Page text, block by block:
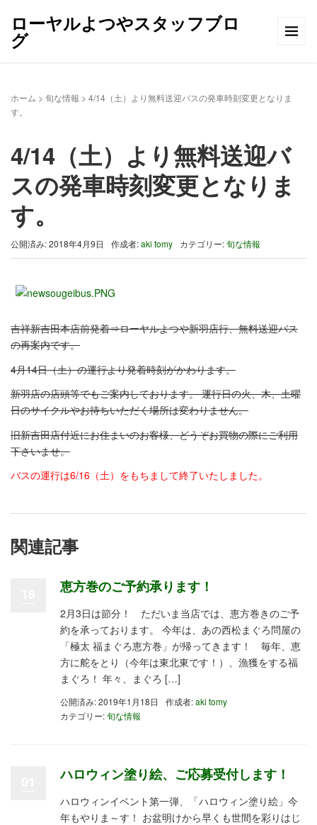
ローヤルよつやスタッフブロ
グ
ホーム > 旬な情報 > 4/14（土）より無料送迎バスの発車時刻変更となりま
す。
4/14（土）より無料送迎バ
スの発車時刻変更となりま
す。
公開済み: 2018年4月9日 作成者:aki tomy カテゴリー:旬な情報
吉祥新吉田本店前発着⇒ローヤルよつや新羽店行、無料送迎バス
の再案内です。
4月14日（土）の運行より発着時刻がかわります。
新羽店の店頭等でもご案内しております。 運行日の火、木、土曜
日のサイクルやお待ちいただく場所は変わりません。
旧新吉田店付近にお住まいのお客様、どうぞお買物の際にご利用
下さいませ。
バスの運行は6/16（土）をもちまして終了いたしました。
関連記事
恵方巻のご予約承ります！
2月3日は節分！ ただいま当店では、恵方巻きのご予
約を承っております。 今年は、あの西松まぐろ問屋の
「極太 福まぐろ恵方巻」が帰ってきます！ 毎年、恵
方に舵をとり（今年は東北東です！）、漁獲をする福
まぐろ！ 年々、まぐろ […]
公開済み: 2019年1月18日 作成者:aki tomy
カテゴリー:旬な情報
ハロウィン塗り絵、ご応募受付します！
ハロウィンイベント第一弾、「ハロウィン塗り絵」今
年もやりま～す！ お盆明けから早くも世間を彩りはじ